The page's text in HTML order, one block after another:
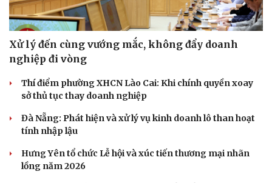
Xử lý đến cùng vướng mắc, không đẩy doanh
nghiệp đi vòng
Thí điểm phường XHCN Lào Cai: Khi chính quyền xoay
sở thủ tục thay doanh nghiệp
Đà Nẵng: Phát hiện và xử lý vụ kinh doanh lô than hoạt
tính nhập lậu
Hưng Yên tổ chức Lễ hội và xúc tiến thương mại nhãn
lồng năm 2026